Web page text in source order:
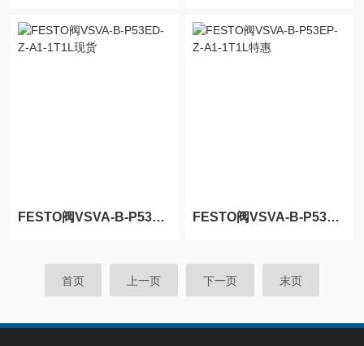
FESTO阀VSVA-B-P53ED-Z-A1-1T1L现货 FESTO阀VSVA-B-P53EP-Z-A1-1T1L特惠
首页 上一页 下一页 末页